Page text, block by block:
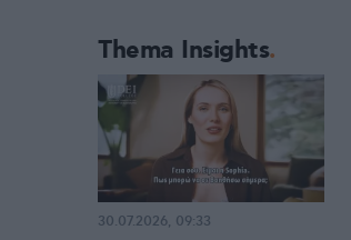
Thema Insights
30.07.2026, 09:33